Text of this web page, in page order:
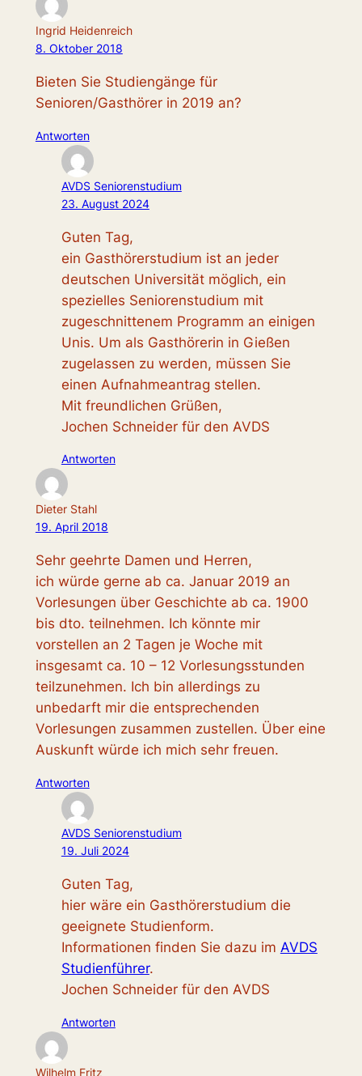
Ingrid Heidenreich
8. Oktober 2018
Bieten Sie Studiengänge für
Senioren/Gasthörer in 2019 an?
Antworten
AVDS Seniorenstudium
23. August 2024
Guten Tag,
ein Gasthörerstudium ist an jeder
deutschen Universität möglich, ein
spezielles Seniorenstudium mit
zugeschnittenem Programm an einigen
Unis. Um als Gasthörerin in Gießen
zugelassen zu werden, müssen Sie
einen Aufnahmeantrag stellen.
Mit freundlichen Grüßen,
Jochen Schneider für den AVDS
Antworten
Dieter Stahl
19. April 2018
Sehr geehrte Damen und Herren,
ich würde gerne ab ca. Januar 2019 an
Vorlesungen über Geschichte ab ca. 1900
bis dto. teilnehmen. Ich könnte mir
vorstellen an 2 Tagen je Woche mit
insgesamt ca. 10 – 12 Vorlesungsstunden
teilzunehmen. Ich bin allerdings zu
unbedarft mir die entsprechenden
Vorlesungen zusammen zustellen. Über eine
Auskunft würde ich mich sehr freuen.
Antworten
AVDS Seniorenstudium
19. Juli 2024
Guten Tag,
hier wäre ein Gasthörerstudium die
geeignete Studienform.
Informationen finden Sie dazu im AVDS
Studienführer.
Jochen Schneider für den AVDS
Antworten
Wilhelm Fritz